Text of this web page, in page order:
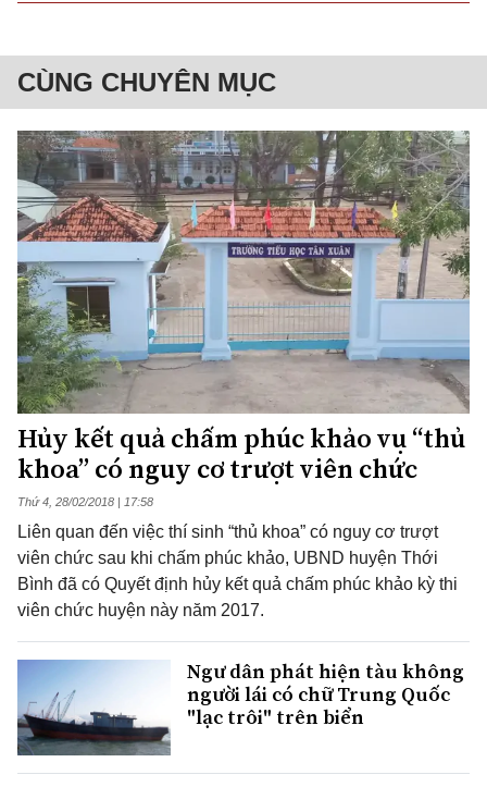
CÙNG CHUYÊN MỤC
Hủy kết quả chấm phúc khảo vụ “thủ
khoa” có nguy cơ trượt viên chức
Thứ 4, 28/02/2018 | 17:58
Liên quan đến việc thí sinh “thủ khoa” có nguy cơ trượt
viên chức sau khi chấm phúc khảo, UBND huyện Thới
Bình đã có Quyết định hủy kết quả chấm phúc khảo kỳ thi
viên chức huyện này năm 2017.
Ngư dân phát hiện tàu không
người lái có chữ Trung Quốc
"lạc trôi" trên biển